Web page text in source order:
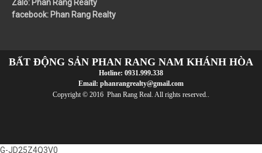
Zalo: Phan Rang Realty
facebook: Phan Rang Realty
BẤT ĐỘNG SẢN PHAN RANG NAM KHÁNH HÒA
Hotline: 0931.999.338
Email: phanrangrealty@gmail.com
Copyright © 2016 Phan Rang Real. All rights reserved..
G-JD25Z4Q3V0